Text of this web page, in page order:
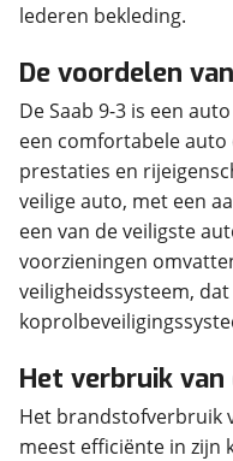
lederen bekleding.
De voordelen
De Saab 9-3 is een
een comfortabele
prestaties en
veilige auto, met een
een van de veiligste
voorzieningen
veiligheidssysteem,
Het verbruik van
Het brandstofverbruik
meest efficiënte in zijn